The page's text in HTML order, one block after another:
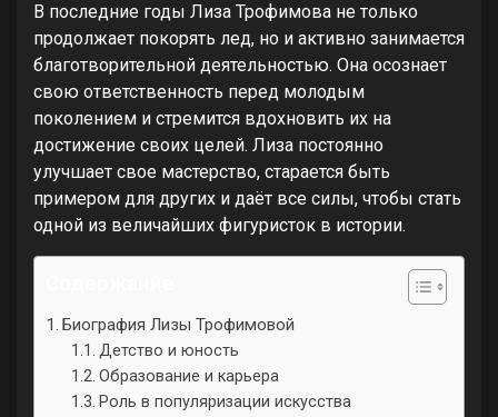
В последние годы Лиза Трофимова не только
продолжает покорять лед, но и активно занимается
благотворительной деятельностью. Она осознает
свою ответственность перед молодым
поколением и стремится вдохновить их на
достижение своих целей. Лиза постоянно
улучшает свое мастерство, старается быть
примером для других и даёт все силы, чтобы стать
одной из величайших фигуристок в истории.
Биография Лизы Трофимовой
Детство и юность
Образование и карьера
Роль в популяризации искусства